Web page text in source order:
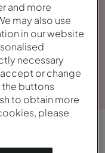
Voir la galerie
and more
may also use
in our website
necessary
or change
buttons
to obtain more
please